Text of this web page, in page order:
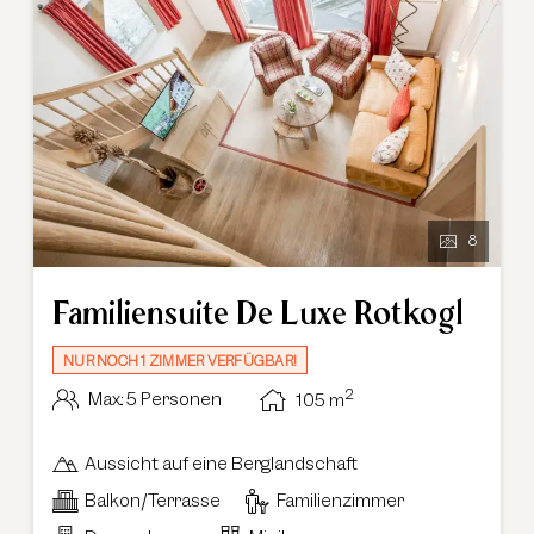
8
Familiensuite De Luxe Rotkogl
NUR NOCH 1 ZIMMER VERFÜGBAR!
Max.: 5 Personen 105 m2
Aussicht auf eine Berglandschaft
Balkon/Terrasse
Familienzimmer